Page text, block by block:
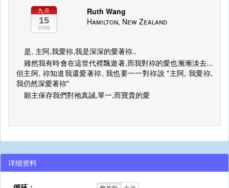
九月
15
2008
Ruth Wang
Hamilton, New Zealand
是, 主阿,我愛祢,我是深深的愛著祢..
雖然我有時會在這世代裡飄遊著,而我對祢的愛也漸漸淡去...
但主阿, 祢知道我還愛著祢, 我也要一一對祢說 "主阿, 我愛祢,
我仍然深愛著祢"
願主保存我們對祂真誠,單一,而寶貴的愛
详细资料